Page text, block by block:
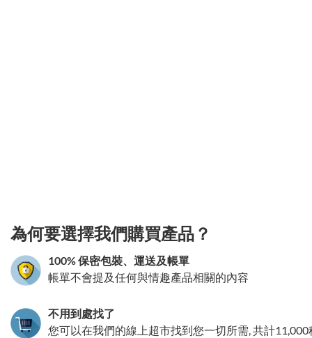
為何要選擇我們購買產品？
100% 保密包裝、運送及帳單
帳單不會提及任何與情趣產品相關的內容
不用到處找了
您可以在我們的線上超市找到您一切所需, 共計11,000